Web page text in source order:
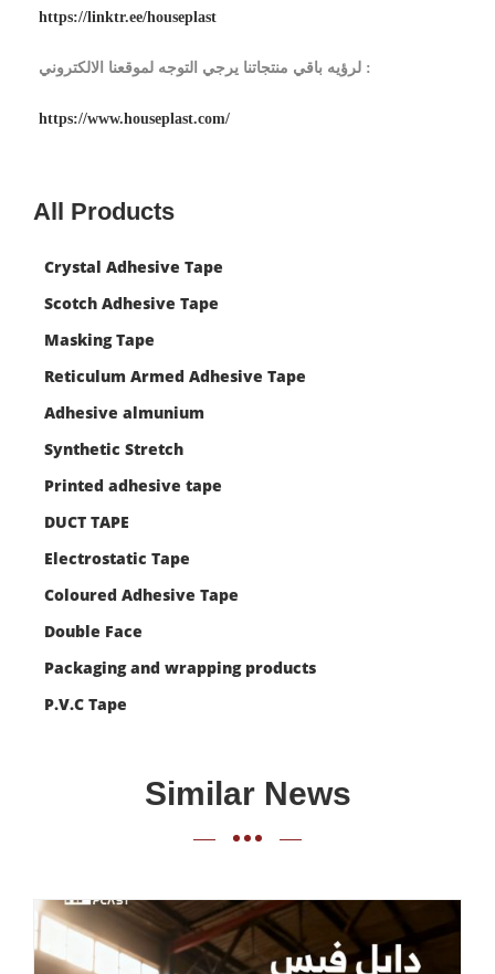
https://linktr.ee/houseplast
لرؤيه باقي منتجاتنا يرجي التوجه لموقعنا الالكتروني :
https://www.houseplast.com/
All Products
Crystal Adhesive Tape
Scotch Adhesive Tape
Masking Tape
Reticulum Armed Adhesive Tape
Adhesive almunium
Synthetic Stretch
Printed adhesive tape
DUCT TAPE
Electrostatic Tape
Coloured Adhesive Tape
Double Face
Packaging and wrapping products
P.V.C Tape
Similar News